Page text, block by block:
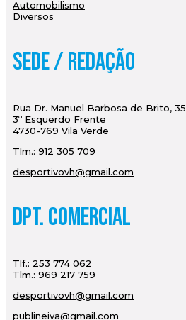
Automobilismo
Diversos
Sede / Redação
Rua Dr. Manuel Barbosa de Brito, 35
3º Esquerdo Frente
4730-769 Vila Verde
Tlm.: 912 305 709
desportivovh@gmail.com
Dpt. Comercial
Tlf.: 253 774 062
Tlm.: 969 217 759
desportivovh@gmail.com
publineiva@gmail.com